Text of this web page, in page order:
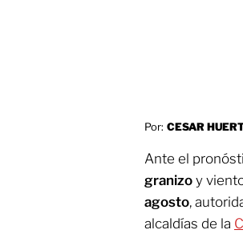
Por: CESAR
Ante el
granizo y
agosto,
alcaldías de la